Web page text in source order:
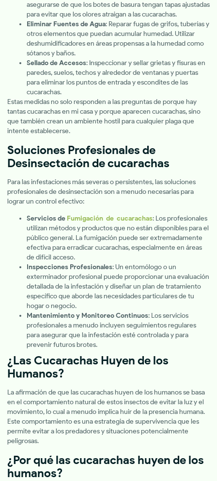
asegurarse de que los botes de basura tengan tapas ajustadas
para evitar que los olores atraigan a las cucarachas.
Eliminar Fuentes de Agua: Reparar fugas de grifos, tuberías y
otros elementos que puedan acumular humedad. Utilizar
deshumidificadores en áreas propensas a la humedad como
sótanos y baños.
Sellado de Accesos: Inspeccionar y sellar grietas y fisuras en
paredes, suelos, techos y alrededor de ventanas y puertas
para eliminar los puntos de entrada y escondites de las
cucarachas.
Estas medidas no solo responden a las preguntas de porque hay
tantas cucarachas en mi casa y porque aparecen cucarachas, sino
que también crean un ambiente hostil para cualquier plaga que
intente establecerse.
Soluciones Profesionales de
Desinsectación de cucarachas
Para las infestaciones más severas o persistentes, las soluciones
profesionales de desinsectación son a menudo necesarias para
lograr un control efectivo:
Servicios de Fumigación de cucarachas: Los profesionales
utilizan métodos y productos que no están disponibles para el
público general. La fumigación puede ser extremadamente
efectiva para erradicar cucarachas, especialmente en áreas
de difícil acceso.
Inspecciones Profesionales: Un entomólogo o un
exterminador profesional puede proporcionar una evaluación
detallada de la infestación y diseñar un plan de tratamiento
específico que aborde las necesidades particulares de tu
hogar o negocio.
Mantenimiento y Monitoreo Continuos: Los servicios
profesionales a menudo incluyen seguimientos regulares
para asegurar que la infestación esté controlada y para
prevenir futuros brotes.
¿Las Cucarachas Huyen de los
Humanos?
La afirmación de que las cucarachas huyen de los humanos se basa
en el comportamiento natural de estos insectos de evitar la luz y el
movimiento, lo cual a menudo implica huir de la presencia humana.
Este comportamiento es una estrategia de supervivencia que les
permite evitar a los predadores y situaciones potencialmente
peligrosas.
¿Por qué las cucarachas huyen de los
humanos?